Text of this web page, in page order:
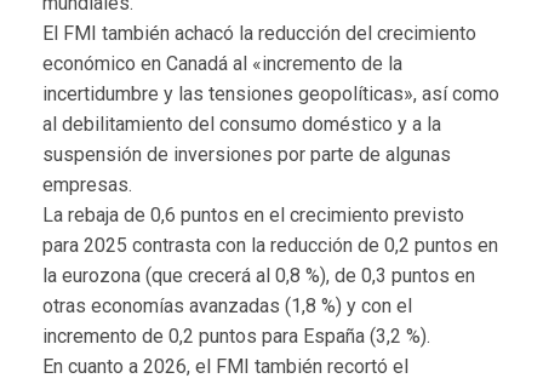
El FMI también achacó la reducción del crecimiento
económico en Canadá al «incremento de la
incertidumbre y las tensiones geopolíticas», así como
al debilitamiento del consumo doméstico y a la
suspensión de inversiones por parte de algunas
empresas.
La rebaja de 0,6 puntos en el crecimiento previsto
para 2025 contrasta con la reducción de 0,2 puntos en
la eurozona (que crecerá al 0,8 %), de 0,3 puntos en
otras economías avanzadas (1,8 %) y con el
incremento de 0,2 puntos para España (3,2 %).
En cuanto a 2026, el FMI también recortó el